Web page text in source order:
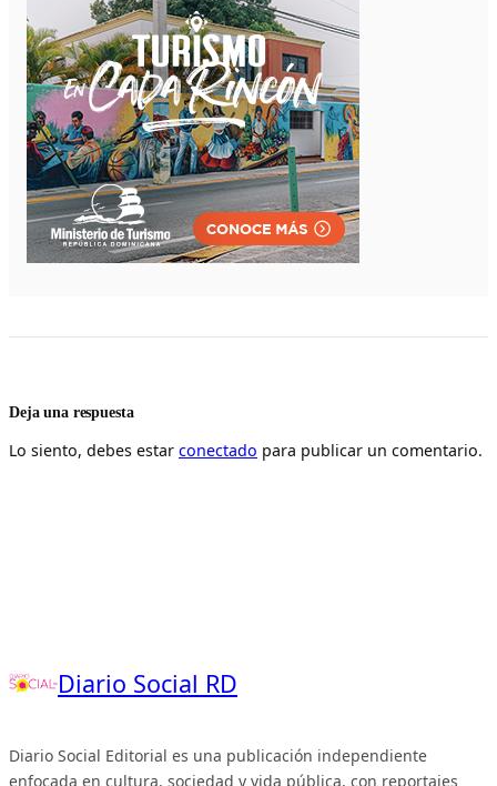
Deja una respuesta
Lo siento, debes estar conectado para publicar un comentario.
Diario Social RD
Diario Social Editorial es una publicación independiente
enfocada en cultura, sociedad y vida pública, con reportajes